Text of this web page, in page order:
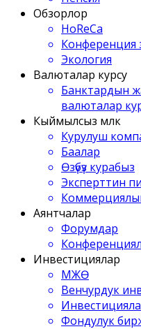
Обзорлор
HoReCa
Конференция
Экология
Валюталар курсу
Банктардын
валюталар
Кыймылсыз мүлк
Курулуш
Баалар
Өзүбүз курабыз
Эксперттин
Аянтчалар
Форумдар
Инвестициялар
МЖӨ
Венчурдук
Фондулук